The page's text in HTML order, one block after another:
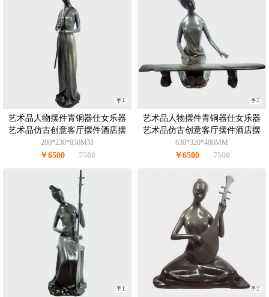
手工
艺术品人物摆件青铜器仕女乐器
艺术品仿古创意客厅摆件酒店摆
件办公室摆件青铜8KG
200*230*830MM
￥6500 7500
手工
艺术品人物摆件青铜器仕女乐器
艺术品仿古创意客厅摆件酒店摆
件办公室摆件青铜8.5KG
630*320*480MM
￥6500 7500
手工 手工